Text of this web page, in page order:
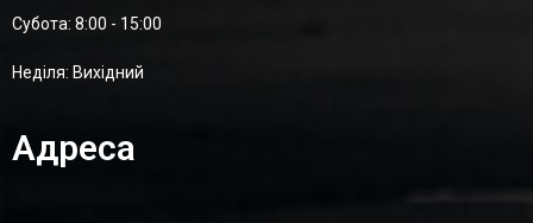
Суботa: 8:00 - 15:00
Неділя: Вихідний
Адреса